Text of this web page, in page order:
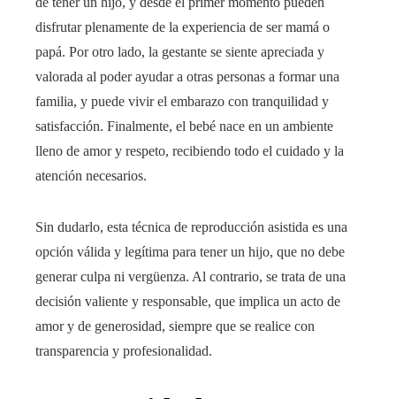
disfrutar plenamente de la experiencia de ser mamá o
papá. Por otro lado, la gestante se siente apreciada y
valorada al poder ayudar a otras personas a formar una
familia, y puede vivir el embarazo con tranquilidad y
satisfacción. Finalmente, el bebé nace en un ambiente
lleno de amor y respeto, recibiendo todo el cuidado y la
atención necesarios.
Sin dudarlo, esta técnica de reproducción asistida es una
opción válida y legítima para tener un hijo, que no debe
generar culpa ni vergüenza. Al contrario, se trata de una
decisión valiente y responsable, que implica un acto de
amor y de generosidad, siempre que se realice con
transparencia y profesionalidad.